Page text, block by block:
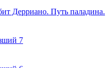
Дерриано. Путь паладина.
7